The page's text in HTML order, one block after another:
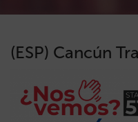
(ESP) Cancún